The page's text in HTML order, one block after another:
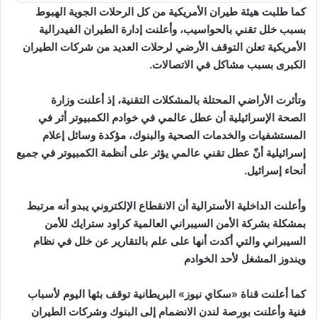
كما طلبت هيئة طيران الأمريكية من كل الرحلات الجوية الهبوط
بسبب خلل تقني بالحواسيب، وأعلنت إدارة الطيران الفيدرالية
الأمريكية تعلن التوقف الأرضي لرحلات العديد من شركات الطيران
الكبرى بسبب مشاكل في الاتصالات.
وتأثرت الأراضي المحتلة بالمشكلات التقنية، إذ أعلنت وزارة
الصحة الإسرائيلية أن عطل عالمي في خوادم الكمبيوتر أثر في
المستشفيات والخدمات الصحية والبنوك، مؤكدة وسائل إعلام
إسرائيلية أنّ عطل تقني عالمي يؤثر على أنظمة الكمبيوتر في جميع
أنحاء إسرائيل.
وأعلنت الداخلية الأسترالية أن الانقطاع الإلكتروني يبدو أنه مرتبط
بمشكلة بشركة الأمن السيبراني العالمية كراود سترايك للأمن
السيبراني والتي أكدت أنها على علم بالتقارير عن خلل في نظام
ويندوز المشغل لأحد الخوادم
كما أعلنت قناة «سكاي نيوز» البريطانية توقف بثها اليوم لأسباب
فنية وأعلنت بورصة لندن الانضمام إلى البنوك وشركات الطيران